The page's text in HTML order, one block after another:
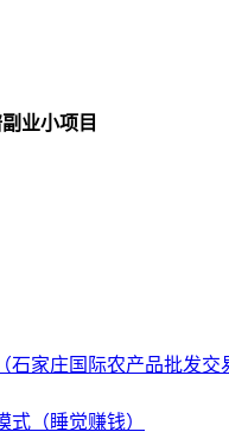
业小项目
石家庄国际农产品批发交
式（睡觉赚钱）